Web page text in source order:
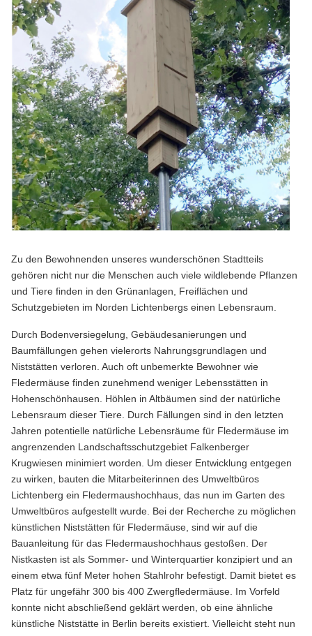
Zu den Bewohnenden unseres wunderschönen Stadtteils
gehören nicht nur die Menschen auch viele wildlebende Pflanzen
und Tiere finden in den Grünanlagen, Freiflächen und
Schutzgebieten im Norden Lichtenbergs einen Lebensraum.
Durch Bodenversiegelung, Gebäudesanierungen und
Baumfällungen gehen vielerorts Nahrungsgrundlagen und
Niststätten verloren. Auch oft unbemerkte Bewohner wie
Fledermäuse finden zunehmend weniger Lebensstätten in
Hohenschönhausen. Höhlen in Altbäumen sind der natürliche
Lebensraum dieser Tiere. Durch Fällungen sind in den letzten
Jahren potentielle natürliche Lebensräume für Fledermäuse im
angrenzenden Landschaftsschutzgebiet Falkenberger
Krugwiesen minimiert worden. Um dieser Entwicklung entgegen
zu wirken, bauten die Mitarbeiterinnen des Umweltbüros
Lichtenberg ein Fledermaushochhaus, das nun im Garten des
Umweltbüros aufgestellt wurde. Bei der Recherche zu möglichen
künstlichen Niststätten für Fledermäuse, sind wir auf die
Bauanleitung für das Fledermaushochhaus gestoßen. Der
Nistkasten ist als Sommer- und Winterquartier konzipiert und an
einem etwa fünf Meter hohen Stahlrohr befestigt. Damit bietet es
Platz für ungefähr 300 bis 400 Zwergfledermäuse. Im Vorfeld
konnte nicht abschließend geklärt werden, ob eine ähnliche
künstliche Niststätte in Berlin bereits existiert. Vielleicht steht nun